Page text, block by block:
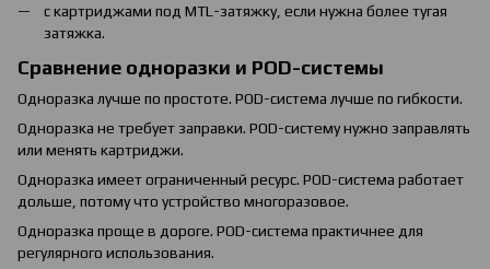
с картриджами под MTL-затяжку, если нужна более тугая
затяжка.
Сравнение одноразки и POD-системы
Одноразка лучше по простоте. POD-система лучше по гибкости.
Одноразка не требует заправки. POD-систему нужно заправлять
или менять картриджи.
Одноразка имеет ограниченный ресурс. POD-система работает
дольше, потому что устройство многоразовое.
Одноразка проще в дороге. POD-система практичнее для
регулярного использования.